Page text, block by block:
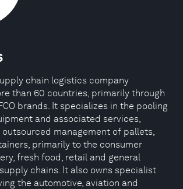
chain logistics company
than 60 countries, primarily through
brands. It specializes in the pooling
and associated services,
management of pallets,
primarily to the consumer
fresh food, retail and general
chains. It also owns specialist
the automotive, aviation and